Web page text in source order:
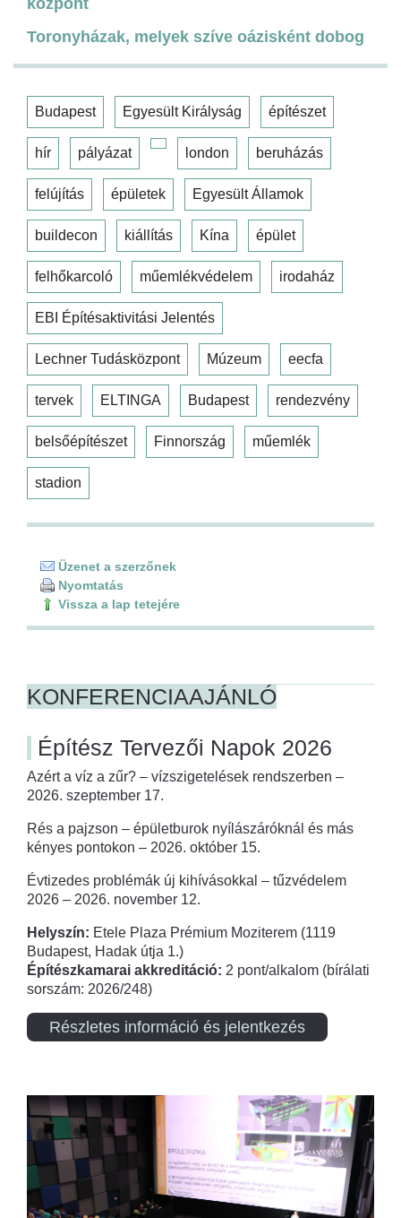
Toronyházak, melyek szíve oázisként dobog
Budapest Egyesült Királyság építészet
hír pályázat london beruházás
felújítás épületek Egyesült Államok
buildecon kiállítás Kína épület
felhőkarcoló műemlékvédelem irodaház
EBI Építésaktivitási Jelentés
Lechner Tudásközpont Múzeum eecfa
tervek ELTINGA Budapest rendezvény
belsőépítészet Finnország műemlék
stadion
Üzenet a szerzőnek
Nyomtatás
Vissza a lap tetejére
KONFERENCIAAJÁNLÓ
Építész Tervezői Napok 2026
Azért a víz a zűr? – vízszigetelések rendszerben –
2026. szeptember 17.
Rés a pajzson – épületburok nyílászáróknál és más
kényes pontokon – 2026. október 15.
Évtizedes problémák új kihívásokkal – tűzvédelem
2026 – 2026. november 12.
Helyszín: Etele Plaza Prémium Moziterem (1119
Budapest, Hadak útja 1.)
Építészkamarai akkreditáció: 2 pont/alkalom (bírálati
sorszám: 2026/248)
Részletes információ és jelentkezés